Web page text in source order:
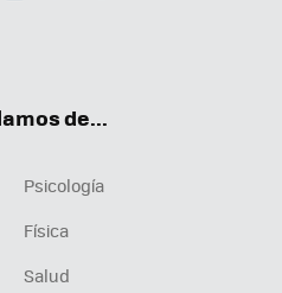
de...
Psicología
Física
Salud